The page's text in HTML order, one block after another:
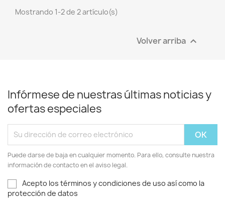
Mostrando 1-2 de 2 artículo(s)
Volver arriba 
Infórmese de nuestras últimas noticias y
ofertas especiales
Puede darse de baja en cualquier momento. Para ello, consulte nuestra
información de contacto en el aviso legal.
Acepto los términos y condiciones de uso así como la
protección de datos